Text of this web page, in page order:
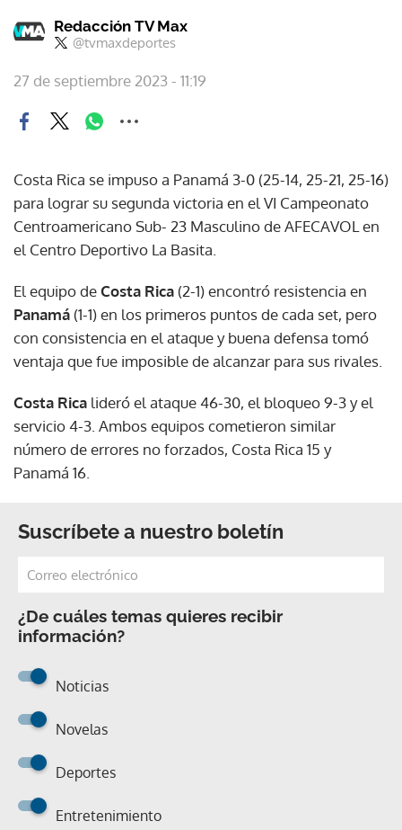
Redacción TV Max
@tvmaxdeportes
27 de septiembre 2023 - 11:19
Costa Rica se impuso a Panamá 3-0 (25-14, 25-21, 25-16)
para lograr su segunda victoria en el VI Campeonato
Centroamericano Sub- 23 Masculino de AFECAVOL en
el Centro Deportivo La Basita.
El equipo deCosta Rica (2-1) encontró resistencia en
Panamá (1-1) en los primeros puntos de cada set, pero
con consistencia en el ataque y buena defensa tomó
ventaja que fue imposible de alcanzar para sus rivales.
Costa Rica lideró el ataque 46-30, el bloqueo 9-3 y el
servicio 4-3. Ambos equipos cometieron similar
número de errores no forzados, Costa Rica 15 y
Panamá 16.
Suscríbete a nuestro boletín
¿De cuáles temas quieres recibir
información?
Noticias
Novelas
Deportes
Entretenimiento